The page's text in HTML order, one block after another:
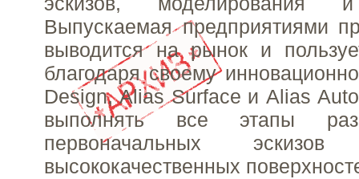
Выпускаемая предприятиями
выводится на рынок и
благодаря своему
Design, Alias Surface и Alias
выполнять все этапы
первоначальных
высококачественных